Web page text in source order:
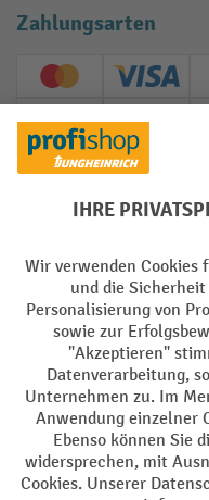
Zahlungsarten
Creditcard (Master)
PayPal
Soziale Netzwerke
Impressum
Barrierefreiheit
Alle Preise exkl. gesetzl.
Nachnahmegebühren, wenn